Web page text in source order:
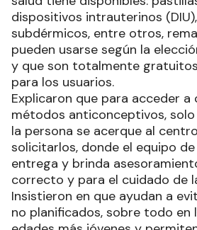
dispositivos intrauterinos
subdérmicos, entre otros,
pueden usarse según la
y que son totalmente
para los usuarios.
Explicaron que para acceder a
métodos anticonceptivos,
la persona se acerque al
solicitarlos, donde el equipo
entrega y brinda
correcto y para el cuidado de
Insistieron en que ayudan a
no planificados, sobre todo en